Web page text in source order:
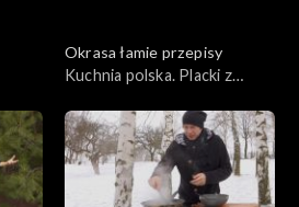
Okrasa łamie przepisy
Kuchnia polska. Placki z